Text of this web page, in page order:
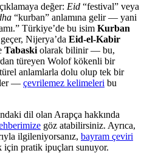
değer: Eid “festival” veya
“kurban” anlamına gelir — yani
Türkiye’de bu isim Kurban
Nijerya’da Eid-el-Kabir
Tabaski olarak bilinir — bu,
türeyen Wolof kökenli bir
anlamlarla dolu olup tek bir
— çevrilemez kelimeleri bu
dil olan Arapça hakkında
göz atabilirsiniz. Ayrıca,
ilgileniyorsanız, bayram çeviri
pratik ipuçları sunuyor.